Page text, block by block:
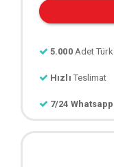
5.000 Adet
Hızlı Teslimat
7/24 Whatsapp